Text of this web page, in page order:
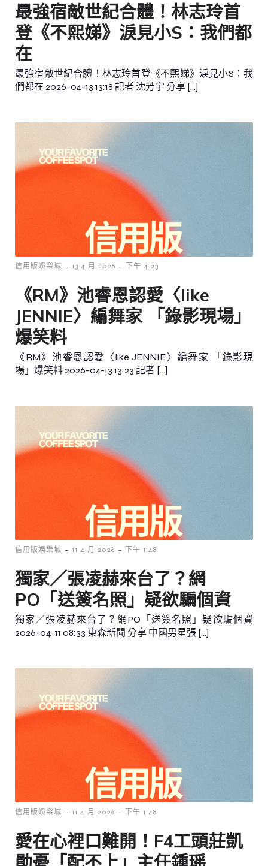
最強宿敵世紀合體！林志玲首
登《不熙娣》淚見小S：我們都
在
最強宿敵世紀合體！林志玲首登《不熙娣》淚見小S：我
們都在 2026-04-13 13:18 記者 沈芳宇 分享 […]
信用版娛樂城 - 13 4 月 2026 - 下午 4:23
《RM》池睿恩認愛〈like
JENNIE〉編舞家 「錄影現場」
爆笑料
《RM》池睿恩認愛〈like JENNIE〉編舞家 「錄影現
場」爆笑料 2026-04-13 13:23 記者 […]
信用版娛樂城 - 11 4 月 2026 - 下午 1:48
獨家／張凌赫來台了？網
PO「送簽名照」疑欲騙個資
獨家／張凌赫來台了？網PO「送簽名照」疑欲騙個資
2026-04-11 08:33 東森新聞 分享 中國男星張 […]
信用版娛樂城 - 11 4 月 2026 - 下午 1:48
愛在心裡口難開！F4工頭莊凱
勛憂「配不上」主任鍾瑶